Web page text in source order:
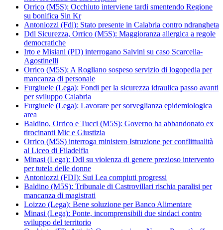
Orrico (M5S): Occhiuto interviene tardi smentendo Regione
su bonifica Sin Kr
Antoniozzi (Fdi): Stato presente in Calabria contro ndrangheta
Ddl Sicurezza, Orrico (M5S): Maggioranza allergica a regole
democratiche
Irto e Misiani (PD) interrogano Salvini su caso Scarcella-
Agostinelli
Orrico (M5S): A Rogliano sospeso servizio di logopedia per
mancanza di personale
Furgiuele (Lega): Fondi per la sicurezza idraulica passo avanti
per sviluppo Calabria
Furgiuele (Lega): Lavorare per sorveglianza epidemiologica
area
Baldino, Orrico e Tucci (M5S): Governo ha abbandonato ex
tirocinanti Mic e Giustizia
Orrico (M5S) interroga ministero Istruzione per conflittualità
al Liceo di Filadelfia
Minasi (Lega): Ddl su violenza di genere prezioso intervento
per tutela delle donne
Antoniozzi (FDI): Sui Lea compiuti progressi
Baldino (M5S): Tribunale di Castrovillari rischia paralisi per
mancanza di magistrati
Loizzo (Lega): Bene soluzione per Banco Alimentare
Minasi (Lega): Ponte, incomprensibili due sindaci contro
sviluppo del territorio